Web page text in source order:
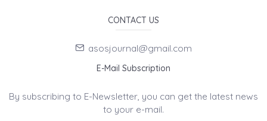
CONTACT US
asosjournal@gmail.com
E-Mail Subscription
By subscribing to E-Newsletter, you can get the latest news
to your e-mail.